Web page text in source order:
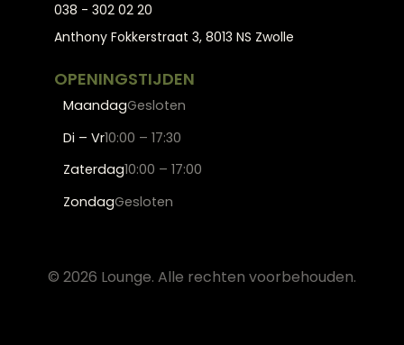
038 - 302 02 20
Anthony Fokkerstraat 3, 8013 NS Zwolle
OPENINGSTIJDEN
MaandagGesloten
Di – Vr10:00 – 17:30
Zaterdag10:00 – 17:00
ZondagGesloten
© 2026 Lounge. Alle rechten voorbehouden.